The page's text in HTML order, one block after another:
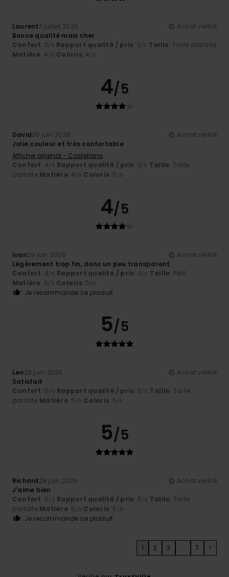
Laurent3 juillet 2026
Achat vérifié
Bonne qualité mais cher
Confort: 3 /5 Rapport qualité / prix: 3 /5 Taille: Taille parfaite
Matière: 4 /5 Coloris: 4 /5
4/5
David30 juin 2026
Achat vérifié
Jolie couleur et très confortable
Afficher original - Castellano
Confort: 4 /5 Rapport qualité / prix: 3 /5 Taille: Taille
parfaite Matière: 4 /5 Coloris: 5 /5
4/5
Ivan29 juin 2026
Achat vérifié
Légèrement trop fin, donc un peu transparent.
Confort: 4 /5 Rapport qualité / prix: 4 /5 Taille: Petit
Matière: 5 /5 Coloris: 5 /5
Je recommande ce produit
5/5
Leo28 juin 2026
Achat vérifié
Satisfait
Confort: 5 /5 Rapport qualité / prix: 5 /5 Taille: Taille
parfaite Matière: 5 /5 Coloris: 5 /5
5/5
Richard28 juin 2026
Achat vérifié
J'aime bien
Confort: 5 /5 Rapport qualité / prix: 5 /5 Taille: Taille
parfaite Matière: 5 /5 Coloris: 5 /5
Je recommande ce produit
1 2 3 ... 7 >